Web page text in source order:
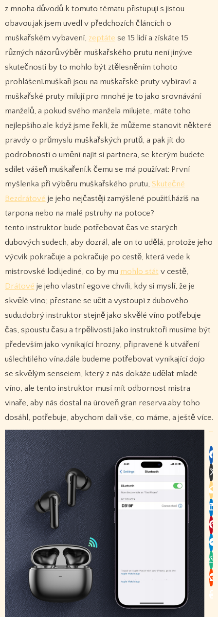
z mnoha důvodů k tomuto tématu přistupuji s jistou
obavou.jak jsem uvedl v předchozích článcích o
muškařském vybavení, zeptáte se 15 lidí a získáte 15
různých názorů.výběr muškařského prutu není jiný.ve
skutečnosti by to mohlo být ztělesněním tohoto
prohlášení.muškaři jsou na muškařské pruty vybíraví a
muškařské pruty milují.pro mnohé je to jako srovnávání
manželů, a pokud svého manžela milujete, máte toho
nejlepšího.ale když jsme řekli, že můžeme stanovit některé
pravdy o průmyslu muškařských prutů, a pak jít do
podrobností o umění najít si partnera, se kterým budete
sdílet vášeň muškaření.k čemu se má používat: První
myšlenka při výběru muškařského prutu, Skutečné
Bezdrátové je jeho nejčastěji zamýšlené použití.házíš na
tarpona nebo na malé pstruhy na potoce?
tento instruktor bude potřebovat čas ve starých
dubových sudech, aby dozrál, ale on to udělá, protože jeho
výcvik pokračuje a pokračuje po cestě, která vede k
mistrovské lodi.jediné, co by mu mohlo stát v cestě,
Drátové je jeho vlastní ego.ve chvíli, kdy si myslí, že je
skvělé víno; přestane se učit a vystoupí z dubového
sudu.dobrý instruktor stejně jako skvělé víno potřebuje
čas, spoustu času a trpělivosti.Jako instruktoři musíme být
především jako vynikající hrozny, připravené k utváření
ušlechtilého vína.dále budeme potřebovat vynikající dojo
se skvělým senseiem, který z nás dokáže udělat mladé
víno, ale tento instruktor musí mít odbornost mistra
vinaře, aby nás dostal na úroveň gran reserva.aby toho
dosáhl, potřebuje, abychom dali vše, co máme, a ještě více.